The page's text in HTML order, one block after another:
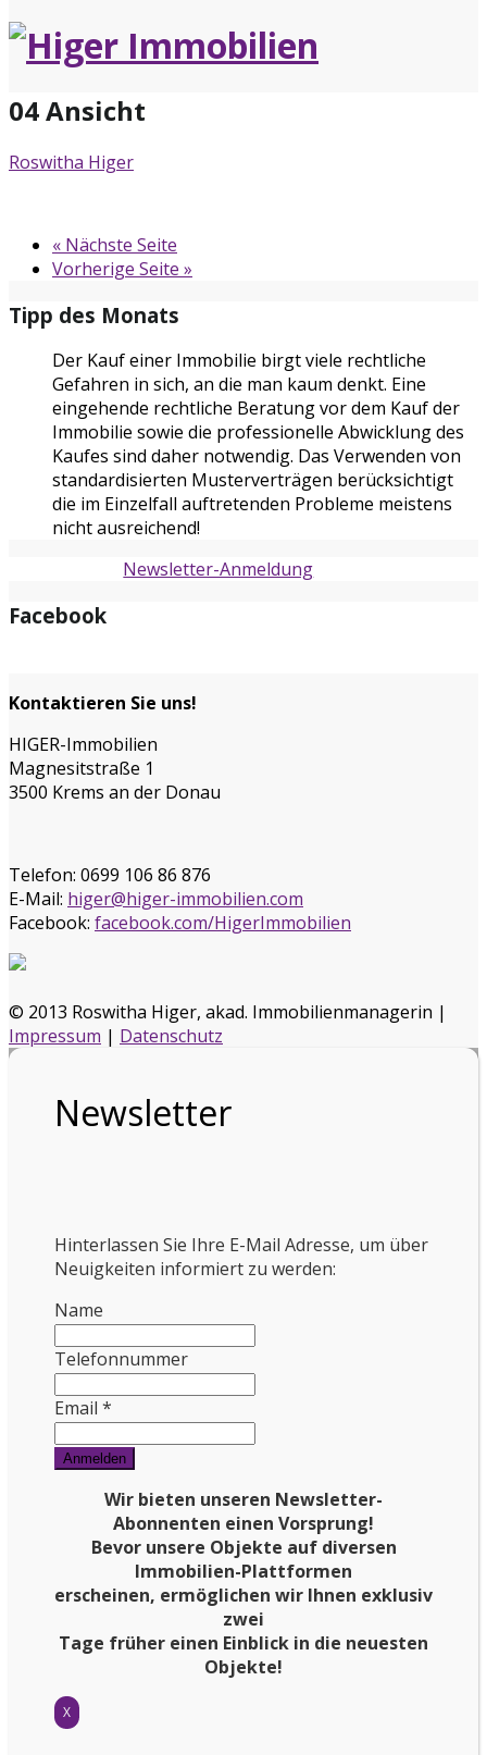
04 Ansicht
Roswitha Higer
« Nächste Seite
Vorherige Seite »
Tipp des Monats
Der Kauf einer Immobilie birgt viele rechtliche
Gefahren in sich, an die man kaum denkt. Eine
eingehende rechtliche Beratung vor dem Kauf der
Immobilie sowie die professionelle Abwicklung des
Kaufes sind daher notwendig. Das Verwenden von
standardisierten Musterverträgen berücksichtigt
die im Einzelfall auftretenden Probleme meistens
nicht ausreichend!
Newsletter-Anmeldung
Facebook
Kontaktieren Sie uns!
HIGER-Immobilien
Magnesitstraße 1
3500 Krems an der Donau
Telefon: 0699 106 86 876
E-Mail: higer@higer-immobilien.com
Facebook: facebook.com/HigerImmobilien
© 2013 Roswitha Higer, akad. Immobilienmanagerin |
Impressum | Datenschutz
Newsletter
Hinterlassen Sie Ihre E-Mail Adresse, um über
Neuigkeiten informiert zu werden:
Name
Telefonnummer
Email *
Wir bieten unseren Newsletter-
Abonnenten einen Vorsprung!
Bevor unsere Objekte auf diversen
Immobilien-Plattformen
erscheinen, ermöglichen wir Ihnen exklusiv
zwei
Tage früher einen Einblick in die neuesten
Objekte!
X